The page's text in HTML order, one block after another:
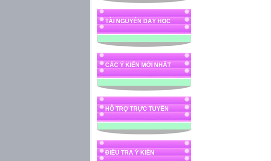
TÀI NGUYÊN DẠY HỌC
CÁC Ý KIẾN MỚI NHẤT
HỖ TRỢ TRỰC TUYẾN
ĐIỀU TRA Ý KIẾN